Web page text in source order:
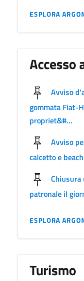
ESPLORA
Avviso
gommata Fiat-
propriet&#...
Avviso
calcetto e
patronale il
ESPLORA
Turismo